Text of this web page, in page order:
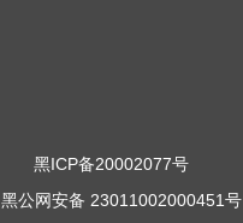
黑ICP备20002077号
黑公网安备 23011002000451号